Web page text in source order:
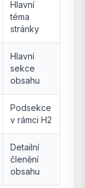
Hlavní
téma
stránky
Hlavní
sekce
obsahu
Podsekce
v rámci H2
Detailní
členění
obsahu